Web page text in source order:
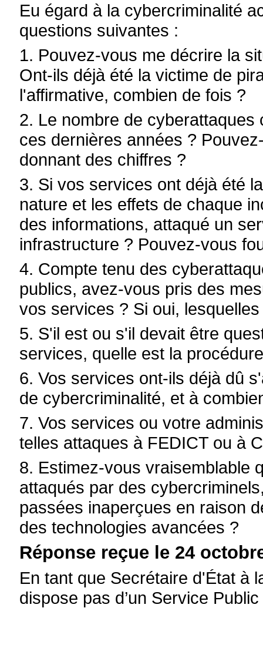
Eu égard à la cybercriminalité
questions suivantes :
1. Pouvez-vous me décrire la
Ont-ils déjà été la victime de
l'affirmative, combien de fois ?
2. Le nombre de
ces dernières années ?
donnant des chiffres ?
3. Si vos services ont déjà été
nature et les effets de chaque
des informations, attaqué un
infrastructure ? Pouvez-vous
4. Compte tenu des
publics, avez-vous pris des
vos services ? Si oui,
5. S'il est ou s'il devait être
services, quelle est la
6. Vos services ont-ils déjà dû
de cybercriminalité, et à
7. Vos services ou votre
telles attaques à FEDICT ou à
8. Estimez-vous vraisemblable
attaqués par des
passées inaperçues en raison
des technologies avancées ?
Réponse reçue le 24
En tant que Secrétaire d'État à
dispose pas d’un Service